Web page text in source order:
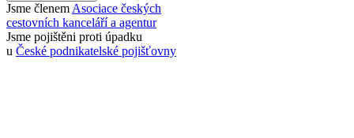
Jsme členem Asociace českých
cestovních kanceláří a agentur
Jsme pojištěni proti úpadku
u České podnikatelské pojišťovny